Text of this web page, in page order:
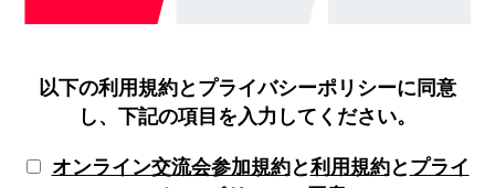
以下の利用規約とプライバシーポリシーに同意
し、下記の項目を入力してください。
オンライン交流会参加規約と利用規約と プライ